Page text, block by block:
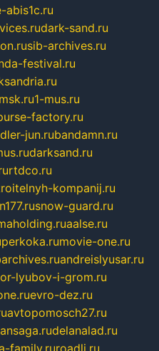
abis1c.ru
dark-sand.ru
sib-archives.ru
festival.ru
1-mus.ru
factory.ru
jun.rubandamn.ru
darksand.ru
rtdco.ru
kompanij.ru
snow-guard.ru
aalse.ru
perkoka.rumovie-one.ru
andreislyusar.ru
lyubov-i-grom.ru
evro-dez.ru
avtopomosch27.ru
delanalad.ru
family.ruroadli.ru